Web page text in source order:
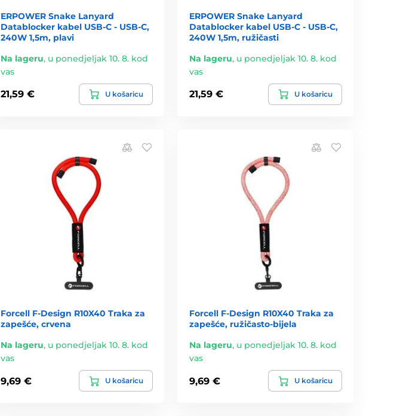
ERPOWER Snake Lanyard
Datablocker kabel USB-C - USB-C,
240W 1,5m, plavi
Na lageru, u ponedjeljak 10. 8. kod
vas
21,59 € U košaricu
ERPOWER Snake Lanyard
Datablocker kabel USB-C - USB-C,
240W 1,5m, ružičasti
Na lageru, u ponedjeljak 10. 8. kod
vas
21,59 € U košaricu
Forcell F-Design R10X40 Traka za
zapešće, crvena
Na lageru, u ponedjeljak 10. 8. kod
vas
9,69 € U košaricu
Forcell F-Design R10X40 Traka za
zapešće, ružičasto-bijela
Na lageru, u ponedjeljak 10. 8. kod
vas
9,69 € U košaricu